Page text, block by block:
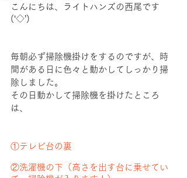
こんにちは、ライトハンズの西尾です
(‘◇’)
毎朝必ず掃除機掛けをするのですが、時
間がある日に色々と動かしてしっかり掃
除しました。
その日動かして掃除機を掛けたところ
は、
①テレビ台の裏
②洗濯機の下（高さを出す台に乗せてい